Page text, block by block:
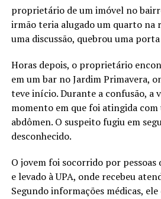
proprietário de um imóvel no
irmão teria alugado um quarto na
uma discussão, quebrou uma
Horas depois, o proprietário
em um bar no Jardim Primavera,
teve início. Durante a confusão,
momento em que foi atingida
abdômen. O suspeito fugiu em
desconhecido.
O jovem foi socorrido por pessoas
e levado à UPA, onde recebeu
Segundo informações médicas,